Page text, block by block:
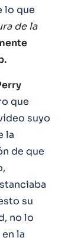
lo que
de la
que
suyo
la
de que
su
no lo
la